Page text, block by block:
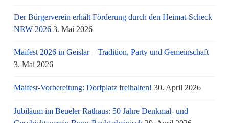
Der Bürgerverein erhält Förderung durch den Heimat-Scheck
NRW 2026 3. Mai 2026
Maifest 2026 in Geislar – Tradition, Party und Gemeinschaft
3. Mai 2026
Maifest-Vorbereitung: Dorfplatz freihalten! 30. April 2026
Jubiläum im Beueler Rathaus: 50 Jahre Denkmal- und